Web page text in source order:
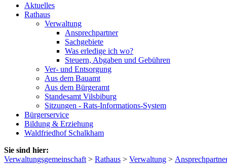
Aktuelles
Rathaus
Verwaltung
Ansprechpartner
Sachgebiete
Was erledige ich wo?
Steuern, Abgaben und Gebühren
Ver- und Entsorgung
Aus dem Bauamt
Aus dem Bürgeramt
Standesamt Vilsbiburg
Sitzungen - Rats-Informations-System
Bürgerservice
Bildung & Erziehung
Waldfriedhof Schalkham
Sie sind hier:
Verwaltungsgemeinschaft > Rathaus > Verwaltung >